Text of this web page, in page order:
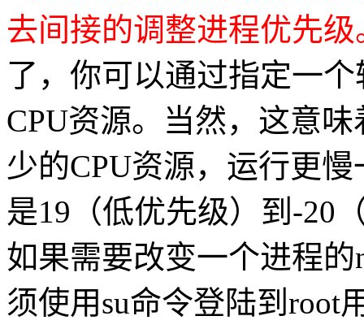
去间接的调整进程优先级
了，你可以通过指定一
CPU资源。当然，这意
少的CPU资源，运行更
是19（低优先级）到-20
如果需要改变一个进程
须使用su命令登陆到root